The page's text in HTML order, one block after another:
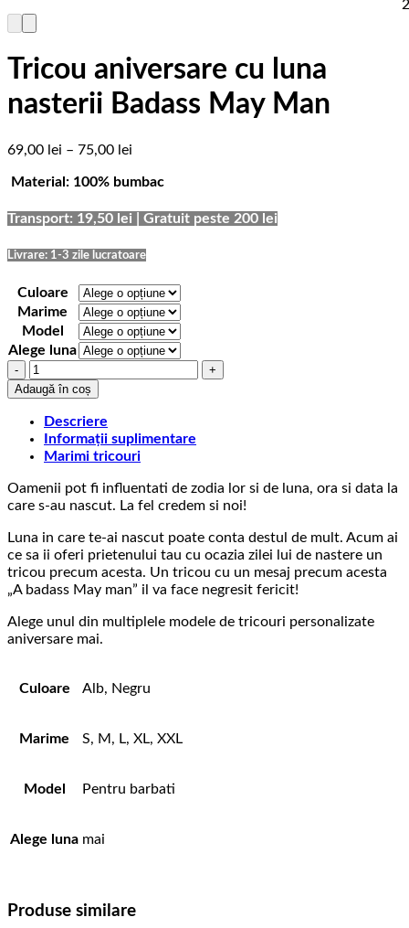
Tricou aniversare cu luna
nasterii Badass May Man
69,00 lei – 75,00 lei
prețuri:
până
75,00 lei
Material: 100% bumbac
Transport: 19,50 lei | Gratuit peste 200 lei
Livrare: 1-3 zile lucratoare
Culoare
Marime
Model
Alege luna
Cantitate
Tricou
aniversare
cu
luna
nasterii
May
Man
Adaugă în coș
Descriere
Informații suplimentare
Marimi tricouri
Oamenii pot fi influentati de zodia lor si de luna, ora si data la
care s-au nascut. La fel credem si noi!
Luna in care te-ai nascut poate conta destul de mult. Acum ai
ce sa ii oferi prietenului tau cu ocazia zilei lui de nastere un
tricou precum acesta. Un tricou cu un mesaj precum acesta
„A badass May man” il va face negresit fericit!
Alege unul din multiplele modele de tricouri personalizate
aniversare mai.
Culoare Alb, Negru
Marime S, M, L, XL, XXL
Model Pentru barbati
Alege luna mai
Produse similare